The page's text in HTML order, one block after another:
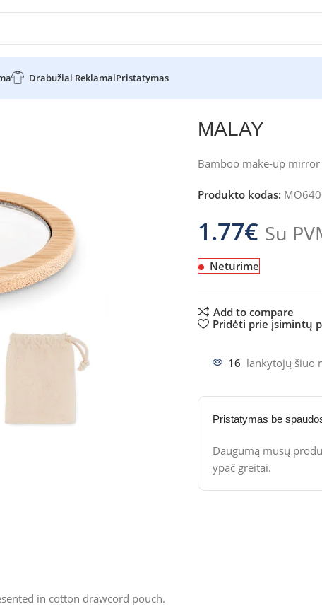
Drabužiai ReklamaiPristatymas
MALAY
Bamboo make-up mirror
Produkto kodas:
1.77€ Su
Neturime
Add to compare
Pridėti prie įsimintų
16 lankytojų šiuo
Pristatymas be
Daugumą mūsų
ypač greitai.
in cotton drawcord pouch.